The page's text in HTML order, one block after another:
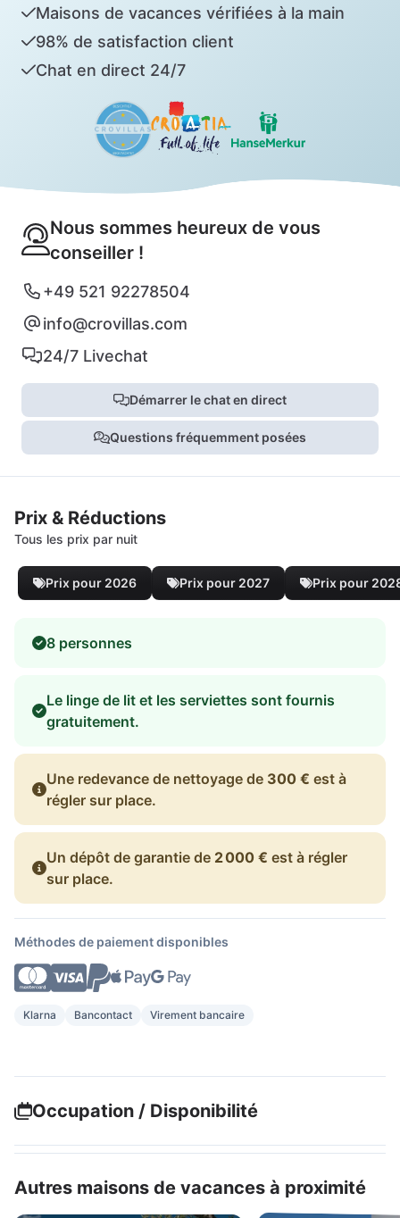
Maisons de vacances vérifiées à la main
98% de satisfaction client
Chat en direct 24/7
Nous sommes heureux de vous
conseiller !
+49 521 92278504
info@crovillas.com
24/7 Livechat
Démarrer le chat en direct
Questions fréquemment posées
Prix & Réductions
Tous les prix par nuit
Prix pour 2026 Prix pour 2027 Prix pour
8 personnes
Le linge de lit et les serviettes sont fournis
gratuitement.
Une redevance de nettoyage de 300 € est à
régler sur place.
Un dépôt de garantie de 2 000 € est à régler
sur place.
Méthodes de paiement disponibles
Klarna Bancontact Virement bancaire
Occupation / Disponibilité
Autres maisons de vacances à proximité